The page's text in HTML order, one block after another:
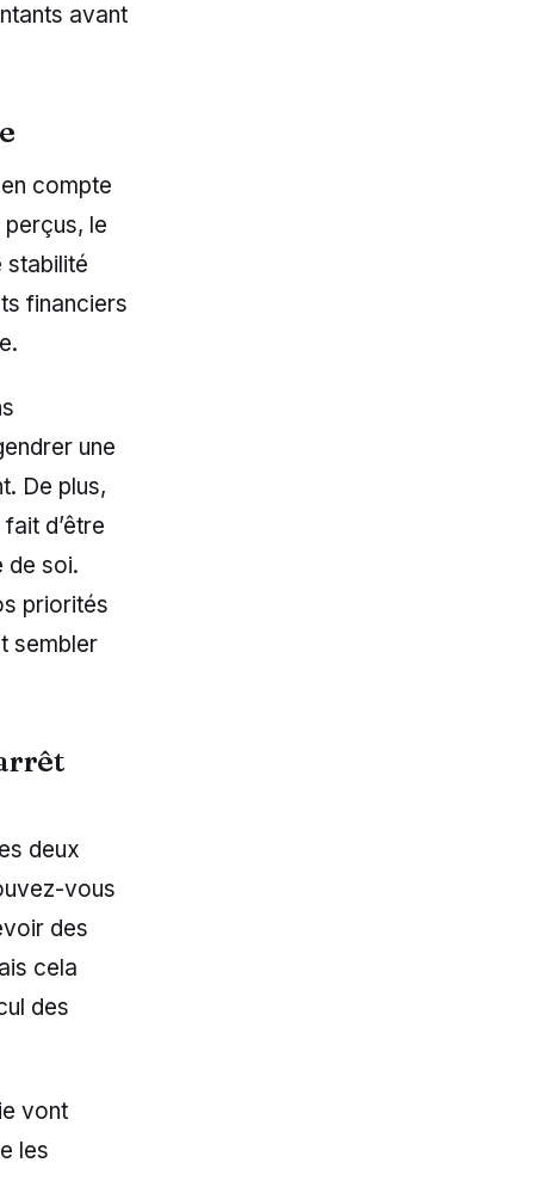
avant
compte
le
stabilité
financiers
une
De plus,
d’être
de soi.
priorités
sembler
deux
vous
des
cela
des
vont
les